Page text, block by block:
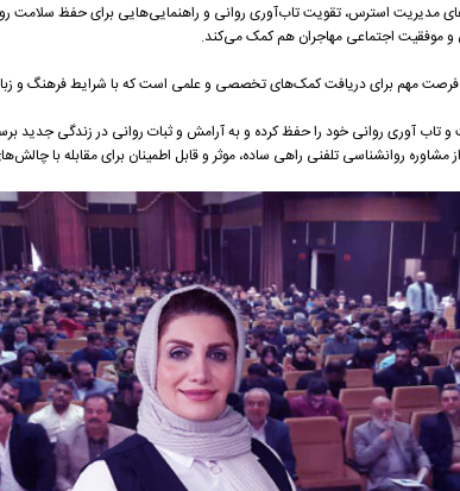
مدیریت استرس، تقویت تاب‌آوری روانی و راهنمایی‌هایی برای حفظ سلامت
و موفقیت اجتماعی مهاجران هم کمک می‌کند.
فرصت مهم برای دریافت کمک‌های تخصصی و علمی است که با شرایط فرهنگ و
و تاب آوری روانی خود را حفظ کرده و به آرامش و ثبات روانی در زندگی جدید
مشاوره روانشناسی تلفنی راهی ساده، موثر و قابل اطمینان برای مقابله با